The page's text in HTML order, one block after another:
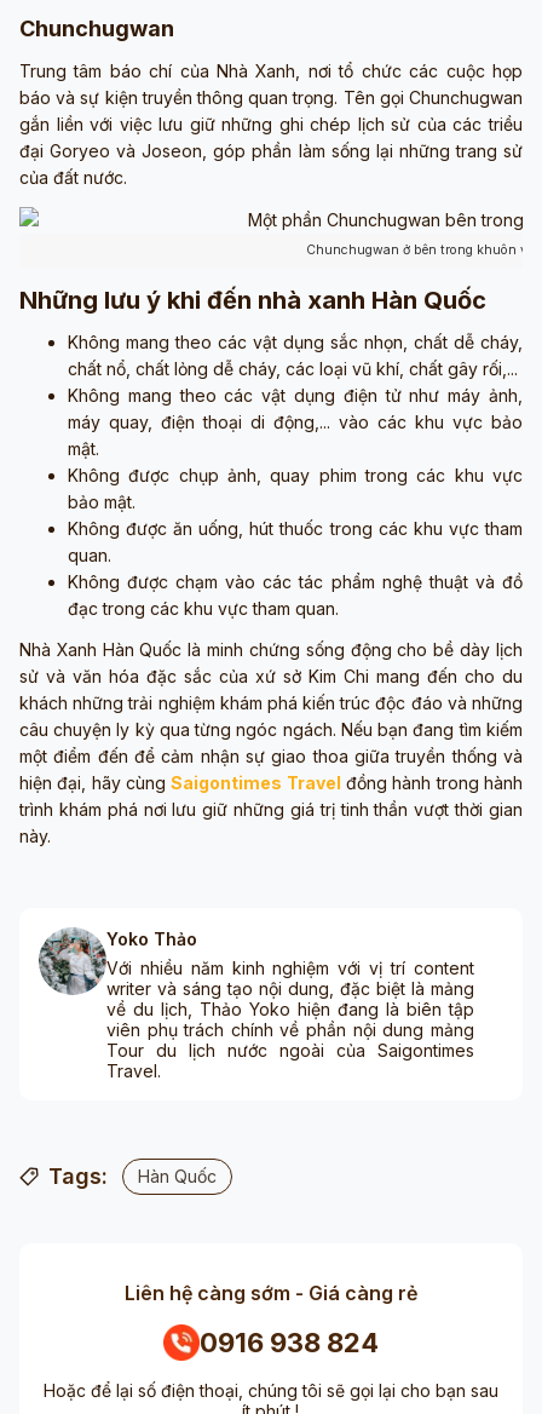
Chunchugwan
Trung tâm báo chí của Nhà Xanh, nơi tổ chức các cuộc họp
báo và sự kiện truyền thông quan trọng. Tên gọi Chunchugwan
gắn liền với việc lưu giữ những ghi chép lịch sử của các triều
đại Goryeo và Joseon, góp phần làm sống lại những trang sử
của đất nước.
Chunchugwan ở bên trong khuôn
Những lưu ý khi đến nhà xanh Hàn Quốc
Không mang theo các vật dụng sắc nhọn, chất dễ cháy,
chất nổ, chất lỏng dễ cháy, các loại vũ khí, chất gây rối,...
Không mang theo các vật dụng điện tử như máy ảnh,
máy quay, điện thoại di động,... vào các khu vực bảo
mật.
Không được chụp ảnh, quay phim trong các khu vực
bảo mật.
Không được ăn uống, hút thuốc trong các khu vực tham
quan.
Không được chạm vào các tác phẩm nghệ thuật và đồ
đạc trong các khu vực tham quan.
Nhà Xanh Hàn Quốc là minh chứng sống động cho bề dày lịch
sử và văn hóa đặc sắc của xứ sở Kim Chi mang đến cho du
khách những trải nghiệm khám phá kiến trúc độc đáo và những
câu chuyện ly kỳ qua từng ngóc ngách. Nếu bạn đang tìm kiếm
một điểm đến để cảm nhận sự giao thoa giữa truyền thống và
hiện đại, hãy cùngSaigontimes Travel đồng hành trong hành
trình khám phá nơi lưu giữ những giá trị tinh thần vượt thời gian
này.
Yoko Thảo
Với nhiều năm kinh nghiệm với vị trí content
writer và sáng tạo nội dung, đặc biệt là mảng
về du lịch, Thảo Yoko hiện đang là biên tập
viên phụ trách chính về phần nội dung mảng
Tour du lịch nước ngoài của Saigontimes
Travel.
Tags: Hàn Quốc
Liên hệ càng sớm - Giá càng rẻ
0916 938 824
Hoặc để lại số điện thoại, chúng tôi sẽ gọi lại cho bạn sau